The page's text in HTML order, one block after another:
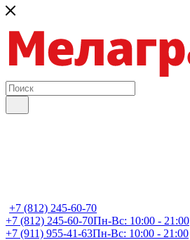
+7 (812) 245-60-70
+7 (812) 245-60-70Пн-Вс: 10:00 - 21:00
+7 (911) 955-41-63Пн-Вс: 10:00 - 21:00